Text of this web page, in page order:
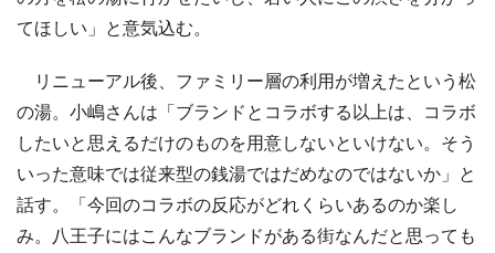
てほしい」と意気込む。
リニューアル後、ファミリー層の利用が増えたという松
の湯。小嶋さんは「ブランドとコラボする以上は、コラボ
したいと思えるだけのものを用意しないといけない。そう
いった意味では従来型の銭湯ではだめなのではないか」と
話す。「今回のコラボの反応がどれくらいあるのか楽し
み。八王子にはこんなブランドがある街なんだと思っても